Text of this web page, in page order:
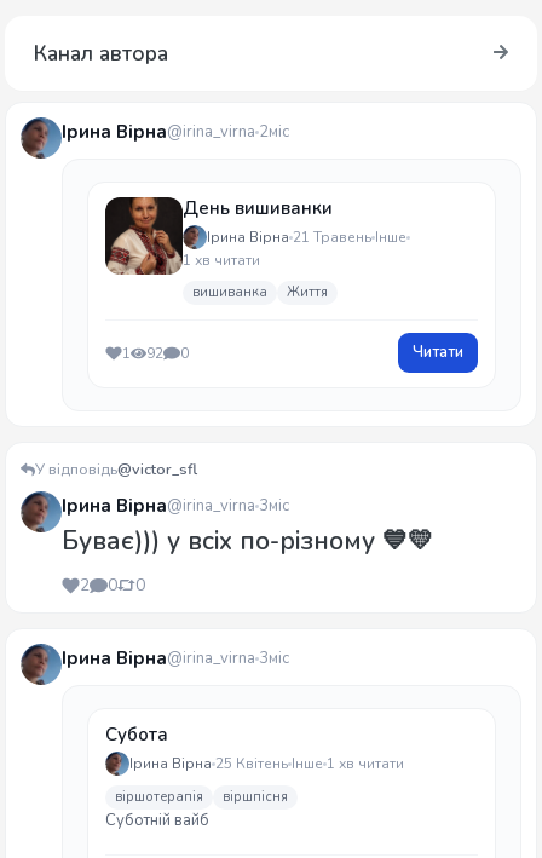
Канал автора
Ірина Вірна@irina_virna 2міс
День вишиванки
Ірина Вірна 21 Травень Інше
1 хв читати
вишиванка Життя
1 92 0 Читати
У відповідь@victor_sfl
Ірина Вірна@irina_virna 3міс
Буває))) у всіх по-різному 💙💛
2 0 0
Ірина Вірна@irina_virna 3міс
Субота
Ірина Вірна 25 Квітень Інше 1 хв читати
віршотерапія віршпісня
Суботній вайб